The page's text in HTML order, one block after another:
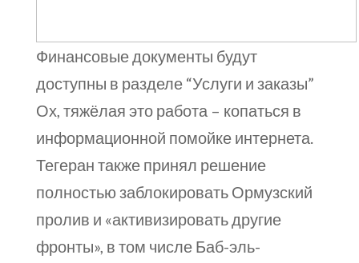
Финансовые документы будут
доступны в разделе “Услуги и заказы”
Ох, тяжёлая это работа – копаться в
информационной помойке интернета.
Тегеран также принял решение
полностью заблокировать Ормузский
пролив и «активизировать другие
фронты», в том числе Баб-эль-